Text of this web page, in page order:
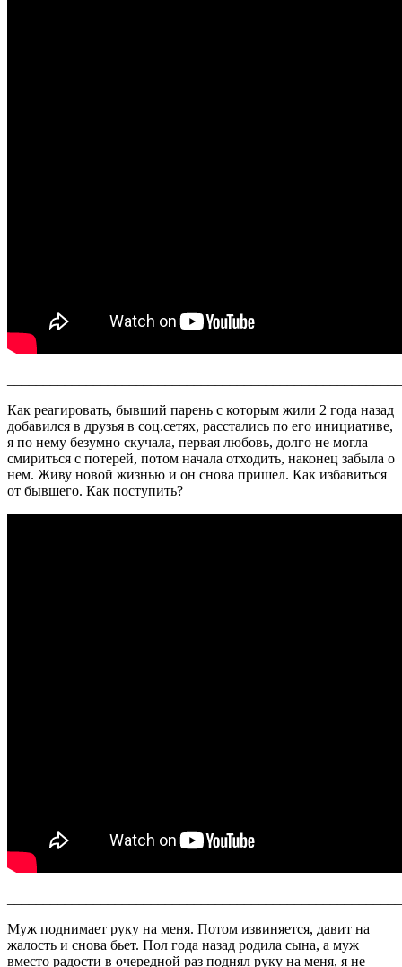
Как реагировать, бывший парень с которым жили 2 года назад
добавился в друзья в соц.сетях, расстались по его инициативе,
я по нему безумно скучала, первая любовь, долго не могла
смириться с потерей, потом начала отходить, наконец забыла о
нем. Живу новой жизнью и он снова пришел. Как избавиться
от бывшего. Как поступить?
Муж поднимает руку на меня. Потом извиняется, давит на
жалость и снова бьет. Пол года назад родила сына, а муж
вместо радости в очередной раз поднял руку на меня, я не